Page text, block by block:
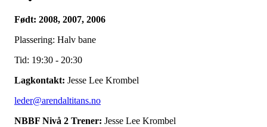
Født: 2008, 2007, 2006
Plassering: Halv bane
Tid: 19:30 - 20:30
Lagkontakt: Jesse Lee Krombel
leder@arendaltitans.no
NBBF Nivå 2 Trener: Jesse Lee Krombel